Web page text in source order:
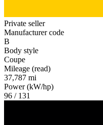
Private seller
Manufacturer code
B
Body style
Coupe
Mileage (read)
37,787 mi
Power (kW/hp)
96 / 131